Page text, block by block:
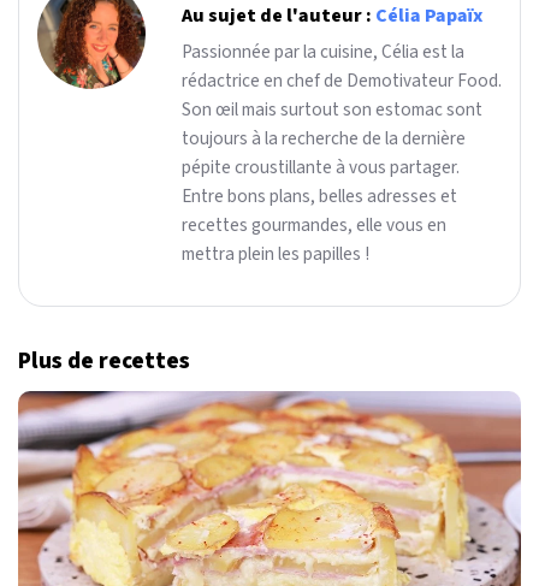
Au sujet de l'auteur : Célia Papaïx
Passionnée par la cuisine, Célia est la
rédactrice en chef de Demotivateur Food.
Son œil mais surtout son estomac sont
toujours à la recherche de la dernière
pépite croustillante à vous partager.
Entre bons plans, belles adresses et
recettes gourmandes, elle vous en
mettra plein les papilles !
Plus de recettes